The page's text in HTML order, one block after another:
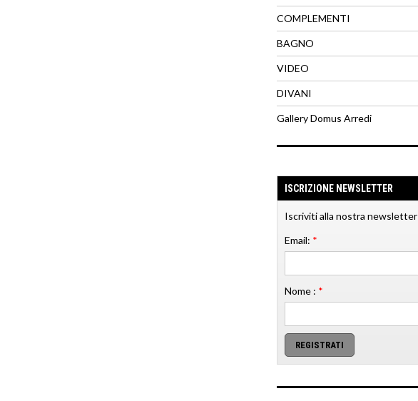
COMPLEMENTI
BAGNO
VIDEO
DIVANI
Gallery Domus Arredi
ISCRIZIONE NEWSLETTER
Iscriviti alla nostra newsletter
Email: *
Nome : *